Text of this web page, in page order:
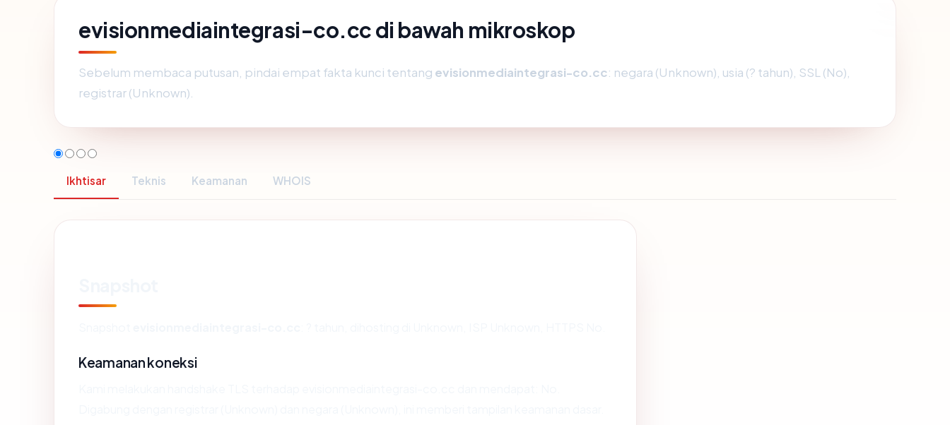
evisionmediaintegrasi-co.cc di bawah mikroskop
Sebelum membaca putusan, pindai empat fakta kunci tentang evisionmediaintegrasi-co.cc: negara (Unknown), usia (? tahun), SSL (No),
registrar (Unknown).
Ikhtisar Teknis Keamanan WHOIS
Keamanan koneksi